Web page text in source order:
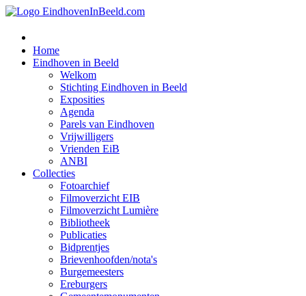
Home
Eindhoven in Beeld
Welkom
Stichting Eindhoven in Beeld
Exposities
Agenda
Parels van Eindhoven
Vrijwilligers
Vrienden EiB
ANBI
Collecties
Fotoarchief
Filmoverzicht EIB
Filmoverzicht Lumière
Bibliotheek
Publicaties
Bidprentjes
Brievenhoofden/nota's
Burgemeesters
Ereburgers